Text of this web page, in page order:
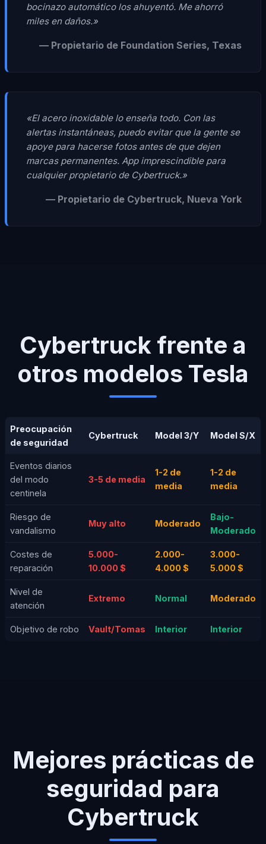
bocinazo automático los ahuyentó. Me ahorró
miles en daños.»
— Propietario de Foundation Series, Texas
«El acero inoxidable lo enseña todo. Con las
alertas instantáneas, puedo evitar que la gente se
apoye para hacerse fotos antes de que dejen
marcas permanentes. App imprescindible para
cualquier propietario de Cybertruck.»
— Propietario de Cybertruck, Nueva York
Cybertruck frente a
otros modelos Tesla
Preocupación
de seguridad
Cybertruck Model 3/Y Model S/X
Eventos diarios
del modo
centinela
3-5 de media
1-2 de
media
1-2 de
media
Riesgo de
vandalismo
Muy alto Moderado
Bajo-
Moderado
Costes de
reparación
5.000-
10.000 $
2.000-
4.000 $
3.000-
5.000 $
Nivel de
atención
Extremo Normal Moderado
Objetivo de robo Vault/Tomas Interior Interior
Mejores prácticas de
seguridad para
Cybertruck